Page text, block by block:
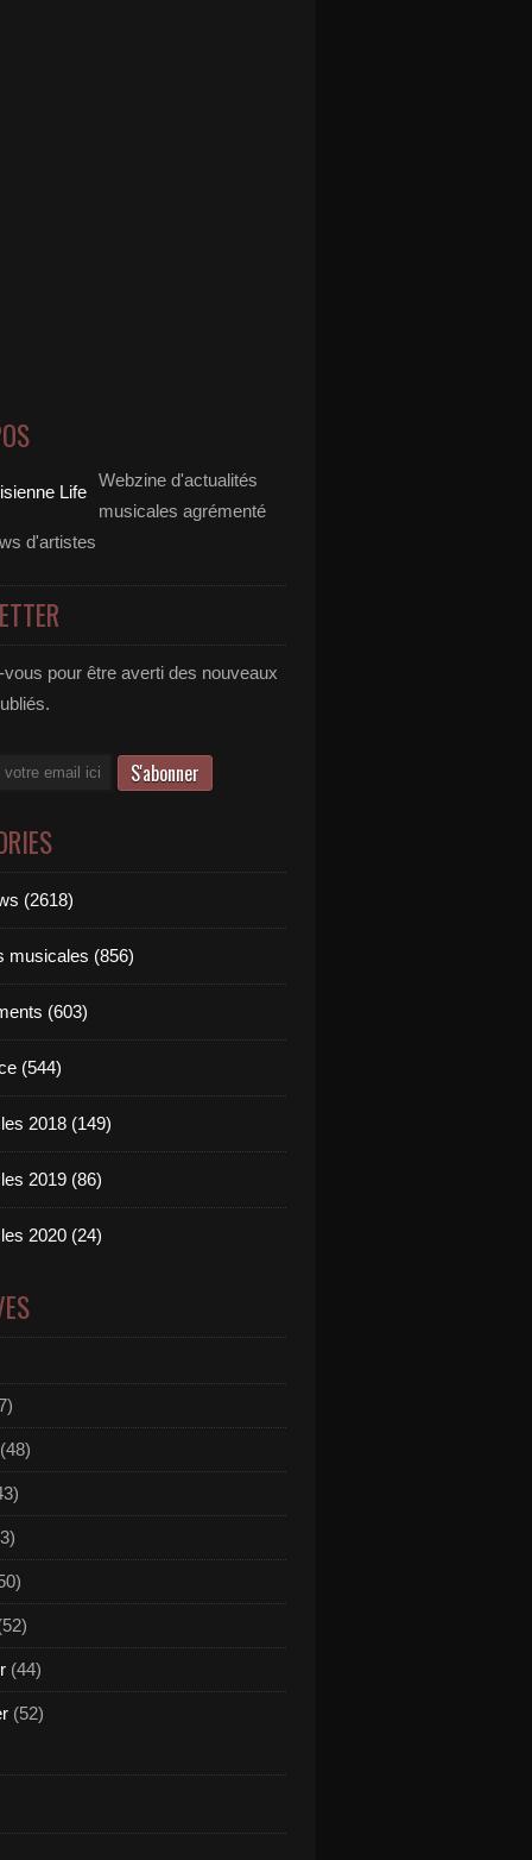
Webzine d'actualités
musicales agrémenté
d'artistes
pour être averti des nouveaux
(2618)
musicales (856)
(603)
(544)
2018 (149)
2019 (86)
2020 (24)
(48)
(44)
(52)